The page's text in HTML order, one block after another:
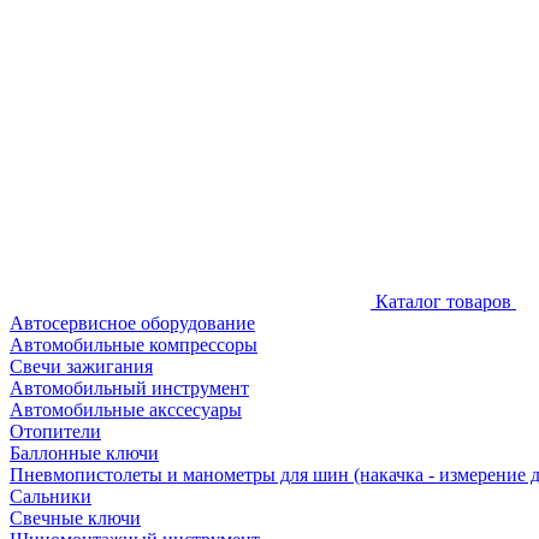
Каталог товаров
Автосервисное оборудование
Автомобильные компрессоры
Свечи зажигания
Автомобильный инструмент
Автомобильные акссесуары
Отопители
Баллонные ключи
Пневмопистолеты и манометры для шин (накачка - измерение
Сальники
Свечные ключи